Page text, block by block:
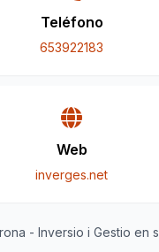
Teléfono
653922183
Web
inverges.net
- Inversio i Gestio en